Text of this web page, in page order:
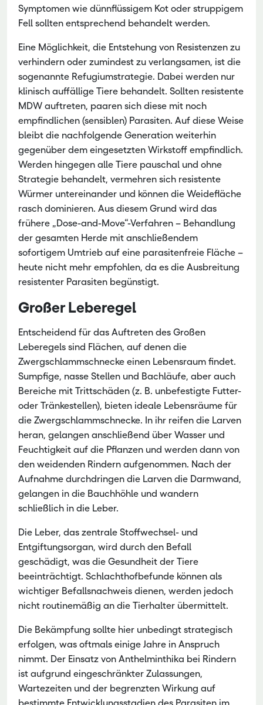
Symptomen wie dünnflüssigem Kot oder struppigem
Fell sollten entsprechend behandelt werden.
Eine Möglichkeit, die Entstehung von Resistenzen zu
verhindern oder zumindest zu verlangsamen, ist die
sogenannte Refugiumstrategie. Dabei werden nur
klinisch auffällige Tiere behandelt. Sollten resistente
MDW auftreten, paaren sich diese mit noch
empfindlichen (sensiblen) Parasiten. Auf diese Weise
bleibt die nachfolgende Generation weiterhin
gegenüber dem eingesetzten Wirkstoff empfindlich.
Werden hingegen alle Tiere pauschal und ohne
Strategie behandelt, vermehren sich resistente
Würmer untereinander und können die Weidefläche
rasch dominieren. Aus diesem Grund wird das
frühere „Dose-and-Move“-Verfahren – Behandlung
der gesamten Herde mit anschließendem
sofortigem Umtrieb auf eine parasitenfreie Fläche –
heute nicht mehr empfohlen, da es die Ausbreitung
resistenter Parasiten begünstigt.
Großer Leberegel
Entscheidend für das Auftreten des Großen
Leberegels sind Flächen, auf denen die
Zwergschlammschnecke einen Lebensraum findet.
Sumpfige, nasse Stellen und Bachläufe, aber auch
Bereiche mit Trittschäden (z. B. unbefestigte Futter-
oder Tränkestellen), bieten ideale Lebensräume für
die Zwergschlammschnecke. In ihr reifen die Larven
heran, gelangen anschließend über Wasser und
Feuchtigkeit auf die Pflanzen und werden dann von
den weidenden Rindern aufgenommen. Nach der
Aufnahme durchdringen die Larven die Darmwand,
gelangen in die Bauchhöhle und wandern
schließlich in die Leber.
Die Leber, das zentrale Stoffwechsel- und
Entgiftungsorgan, wird durch den Befall
geschädigt, was die Gesundheit der Tiere
beeinträchtigt. Schlachthofbefunde können als
wichtiger Befallsnachweis dienen, werden jedoch
nicht routinemäßig an die Tierhalter übermittelt.
Die Bekämpfung sollte hier unbedingt strategisch
erfolgen, was oftmals einige Jahre in Anspruch
nimmt. Der Einsatz von Anthelminthika bei Rindern
ist aufgrund eingeschränkter Zulassungen,
Wartezeiten und der begrenzten Wirkung auf